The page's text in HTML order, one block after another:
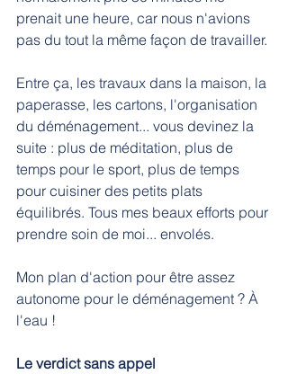
prenait une heure, car nous n'avions
pas du tout la même façon de travailler.
Entre ça, les travaux dans la maison, la
paperasse, les cartons, l'organisation
du déménagement... vous devinez la
suite : plus de méditation, plus de
temps pour le sport, plus de temps
pour cuisiner des petits plats
équilibrés. Tous mes beaux efforts pour
prendre soin de moi... envolés.
Mon plan d'action pour être assez
autonome pour le déménagement ? À
l'eau !
Le verdict sans appel